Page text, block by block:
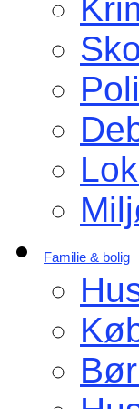
Familie & bolig